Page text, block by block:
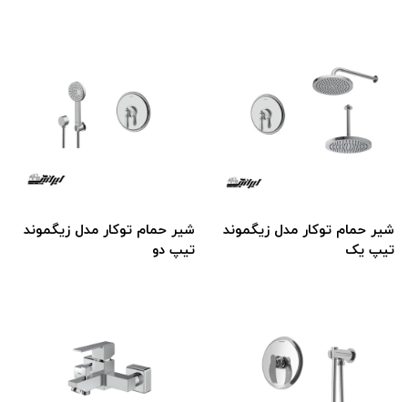
شیر حمام توکار مدل زیگموند
تیپ یک
شیر حمام توکار مدل زیگموند
تیپ دو